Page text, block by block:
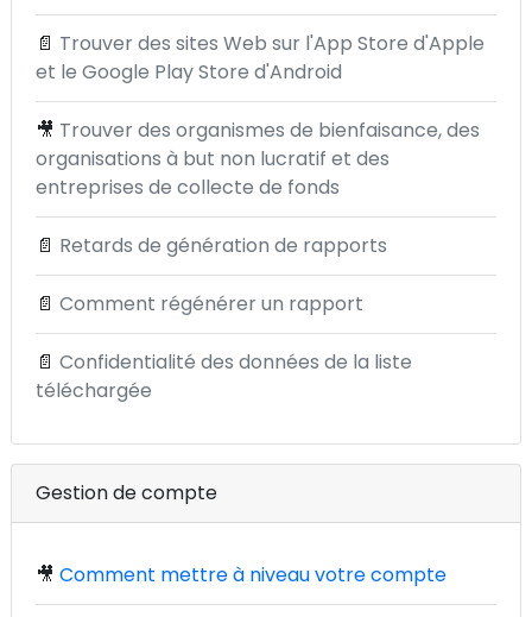
📄 Trouver des sites Web sur l'App Store d'Apple
et le Google Play Store d'Android
🎥 Trouver des organismes de bienfaisance, des
organisations à but non lucratif et des
entreprises de collecte de fonds
📄 Retards de génération de rapports
📄 Comment régénérer un rapport
📄 Confidentialité des données de la liste
téléchargée
Gestion de compte
🎥 Comment mettre à niveau votre compte